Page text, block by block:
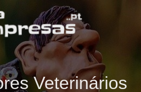
Veterinários